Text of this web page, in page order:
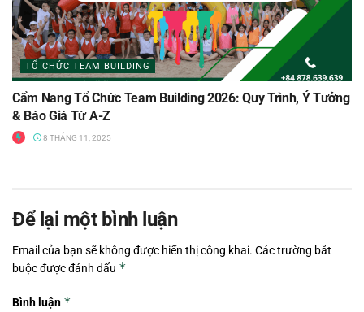
TỔ CHỨC TEAM BUILDING
Cẩm Nang Tổ Chức Team Building 2026: Quy Trình, Ý Tưởng
& Báo Giá Từ A-Z
8 THÁNG 11, 2025
Để lại một bình luận
Email của bạn sẽ không được hiển thị công khai. Các trường bắt
buộc được đánh dấu *
Bình luận *